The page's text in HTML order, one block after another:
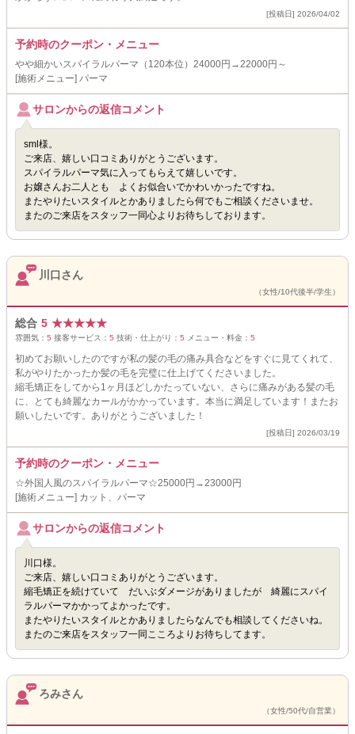
[投稿日] 2026/04/02
予約時のクーポン・メニュー
やや細かいスパイラルパーマ（120本位）24000円→22000円～
[施術メニュー] パーマ
サロンからの返信コメント
sml様。
ご来店、嬉しい口コミありがとうございます。
スパイラルパーマ気に入ってもらえて嬉しいです。
お嬢さんお二人とも よくお似合いでかわいかったですね。
またやりたいスタイルとかありましたら何でもご相談くださいませ。
またのご来店をスタッフ一同心よりお待ちしております。
川口さん
（女性/10代後半/学生）
総合 5 ★★★★★
雰囲気： 5 接客サービス： 5 技術・仕上がり： 5 メニュー・料金： 5
初めてお願いしたのですが私の髪の毛の痛み具合などをすぐに見てくれて、
私がやりたかったか髪の毛を完璧に仕上げてくださいました。
縮毛矯正をしてから1ヶ月ほどしかたっていない、さらに痛みがある髪の毛
に、とても綺麗なカールがかかっています。本当に満足しています！またお
願いしたいです。ありがとうございました！
[投稿日] 2026/03/19
予約時のクーポン・メニュー
☆外国人風のスパイラルパーマ☆25000円→23000円
[施術メニュー] カット、パーマ
サロンからの返信コメント
川口様。
ご来店、嬉しい口コミありがとうございます。
縮毛矯正を続けていて だいぶダメージがありましたが 綺麗にスパイ
ラルパーマかかってよかったです。
またやりたいスタイルとかありましたらなんでも相談してくださいね。
またのご来店をスタッフ一同こころよりお待ちしてます。
ろみさん
（女性/50代/自営業）